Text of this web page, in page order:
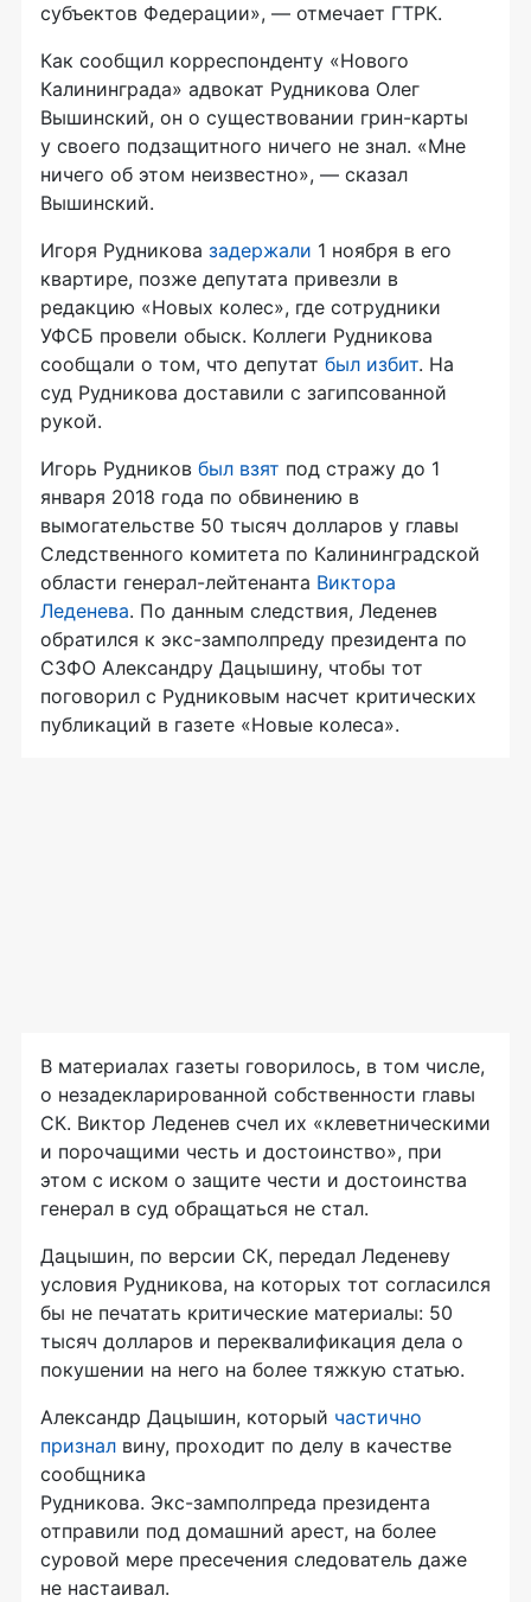
субъектов Федерации», — отмечает ГТРК.
Как сообщил корреспонденту «Нового
Калининграда» адвокат Рудникова Олег
Вышинский, он о существовании грин-карты
у своего подзащитного ничего не знал. «Мне
ничего об этом неизвестно», — сказал
Вышинский.
Игоря Рудникова задержали 1 ноября в его
квартире, позже депутата привезли в
редакцию «Новых колес», где сотрудники
УФСБ провели обыск. Коллеги Рудникова
сообщали о том, что депутат был избит. На
суд Рудникова доставили с загипсованной
рукой.
Игорь Рудников был взят под стражу до 1
января 2018 года по обвинению в
вымогательстве 50 тысяч долларов у главы
Следственного комитета по Калининградской
области генерал-лейтенанта Виктора
Леденева. По данным следствия, Леденев
обратился к экс-замполпреду президента по
СЗФО Александру Дацышину, чтобы тот
поговорил с Рудниковым насчет критических
публикаций в газете «Новые колеса».
В материалах газеты говорилось, в том числе,
о незадекларированной собственности главы
СК. Виктор Леденев счел их «клеветническими
и порочащими честь и достоинство», при
этом с иском о защите чести и достоинства
генерал в суд обращаться не стал.
Дацышин, по версии СК, передал Леденеву
условия Рудникова, на которых тот согласился
бы не печатать критические материалы: 50
тысяч долларов и переквалификация дела о
покушении на него на более тяжкую статью.
Александр Дацышин, который частично
признал вину, проходит по делу в качестве
сообщника
Рудникова. Экс-замполпреда президента
отправили под домашний арест, на более
суровой мере пресечения следователь даже
не настаивал.